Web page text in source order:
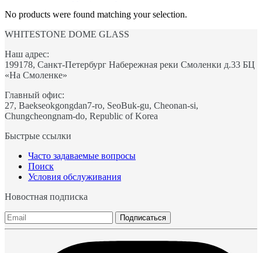
No products were found matching your selection.
WHITESTONE DOME GLASS
Наш адрес:
199178, Санкт-Петербург Набережная реки Смоленки д.33 БЦ
«На Смоленке»
Главный офис:
27, Baekseokgongdan7-ro, SeoBuk-gu, Cheonan-si,
Chungcheongnam-do, Republic of Korea
Быстрые ссылки
Часто задаваемые вопросы
Поиск
Условия обслуживания
Новостная подписка
Подписаться